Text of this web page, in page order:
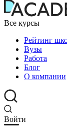
Все курсы
Рейтинг
Вузы
Работа
Блог
О компании
Войти